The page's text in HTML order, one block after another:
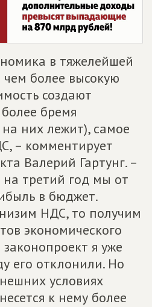
в тяжелейшей
более высокую
создают
бремя
них лежит), самое
– комментирует
Валерий Гартунг. –
на третий год мы от
в бюджет.
НДС, то получим
экономического
я уже
его отклонили. Но
условиях
к нему более